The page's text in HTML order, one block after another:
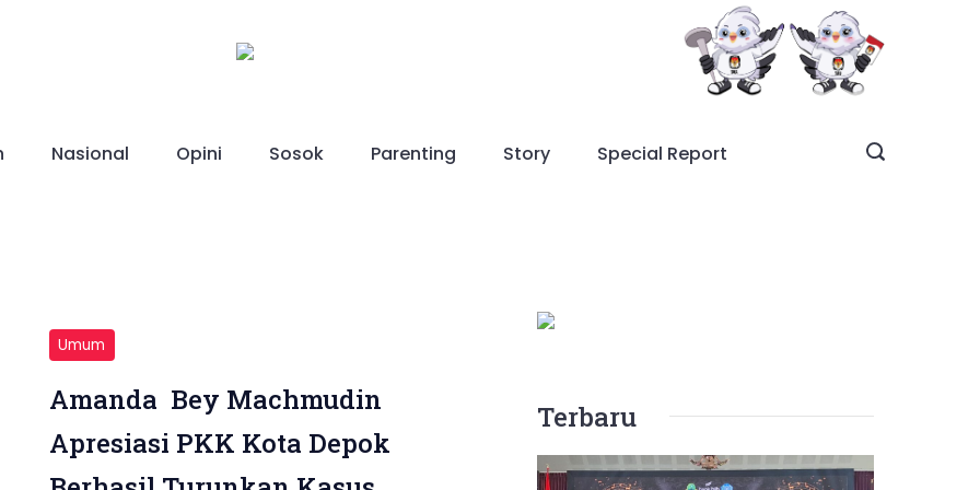
Nasional Opini Sosok Parenting Story Special Report
Umum
Amanda Bey Machmudin
Apresiasi PKK Kota Depok
Terbaru